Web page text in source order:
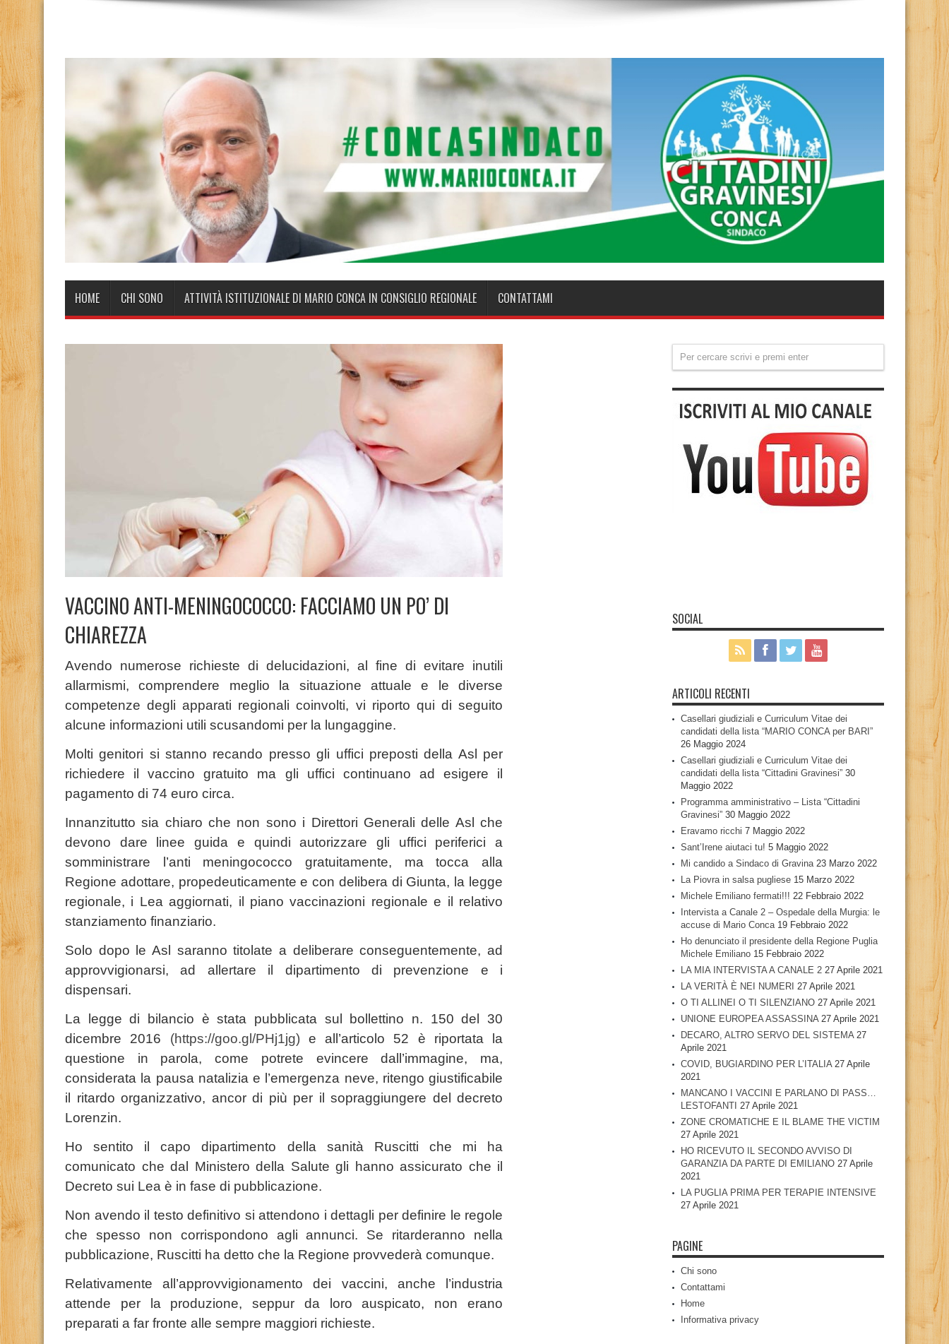
HOME CHI SONO ATTIVITÀ ISTITUZIONALE DI MARIO CONCA IN CONSIGLIO REGIONALE CONTATTAMI
VACCINO ANTI-MENINGOCOCCO: FACCIAMO UN PO’ DI
CHIAREZZA
Avendo numerose richieste di delucidazioni, al fine di evitare inutili
allarmismi, comprendere meglio la situazione attuale e le diverse
competenze degli apparati regionali coinvolti, vi riporto qui di seguito
alcune informazioni utili scusandomi per la lungaggine.
Molti genitori si stanno recando presso gli uffici preposti della Asl per
richiedere il vaccino gratuito ma gli uffici continuano ad esigere il
pagamento di 74 euro circa.
Innanzitutto sia chiaro che non sono i Direttori Generali delle Asl che
devono dare linee guida e quindi autorizzare gli uffici periferici a
somministrare l’anti meningococco gratuitamente, ma tocca alla
Regione adottare, propedeuticamente e con delibera di Giunta, la legge
regionale, i Lea aggiornati, il piano vaccinazioni regionale e il relativo
stanziamento finanziario.
Solo dopo le Asl saranno titolate a deliberare conseguentemente, ad
approvvigionarsi, ad allertare il dipartimento di prevenzione e i
dispensari.
La legge di bilancio è stata pubblicata sul bollettino n. 150 del 30
dicembre 2016 (https://goo.gl/PHj1jg) e all’articolo 52 è riportata la
questione in parola, come potrete evincere dall’immagine, ma,
considerata la pausa natalizia e l’emergenza neve, ritengo giustificabile
il ritardo organizzativo, ancor di più per il sopraggiungere del decreto
Lorenzin.
Ho sentito il capo dipartimento della sanità Ruscitti che mi ha
comunicato che dal Ministero della Salute gli hanno assicurato che il
Decreto sui Lea è in fase di pubblicazione.
Non avendo il testo definitivo si attendono i dettagli per definire le regole
che spesso non corrispondono agli annunci. Se ritarderanno nella
pubblicazione, Ruscitti ha detto che la Regione provvederà comunque.
Relativamente all’approvvigionamento dei vaccini, anche l’industria
attende per la produzione, seppur da loro auspicato, non erano
preparati a far fronte alle sempre maggiori richieste.
SOCIAL
ARTICOLI RECENTI
Casellari giudiziali e Curriculum Vitae dei
candidati della lista “MARIO CONCA per BARI”
26 Maggio 2024
Casellari giudiziali e Curriculum Vitae dei
candidati della lista “Cittadini Gravinesi” 30
Maggio 2022
Programma amministrativo – Lista “Cittadini
Gravinesi” 30 Maggio 2022
Eravamo ricchi 7 Maggio 2022
Sant’Irene aiutaci tu! 5 Maggio 2022
Mi candido a Sindaco di Gravina 23 Marzo 2022
La Piovra in salsa pugliese 15 Marzo 2022
Michele Emiliano fermati!!! 22 Febbraio 2022
Intervista a Canale 2 – Ospedale della Murgia: le
accuse di Mario Conca 19 Febbraio 2022
Ho denunciato il presidente della Regione Puglia
Michele Emiliano 15 Febbraio 2022
LA MIA INTERVISTA A CANALE 2 27 Aprile 2021
LA VERITÀ È NEI NUMERI 27 Aprile 2021
O TI ALLINEI O TI SILENZIANO 27 Aprile 2021
UNIONE EUROPEA ASSASSINA 27 Aprile 2021
DECARO, ALTRO SERVO DEL SISTEMA 27
Aprile 2021
COVID, BUGIARDINO PER L’ITALIA 27 Aprile
2021
MANCANO I VACCINI E PARLANO DI PASS…
LESTOFANTI 27 Aprile 2021
ZONE CROMATICHE E IL BLAME THE VICTIM
27 Aprile 2021
HO RICEVUTO IL SECONDO AVVISO DI
GARANZIA DA PARTE DI EMILIANO 27 Aprile
2021
LA PUGLIA PRIMA PER TERAPIE INTENSIVE
27 Aprile 2021
PAGINE
Chi sono
Contattami
Home
Informativa privacy